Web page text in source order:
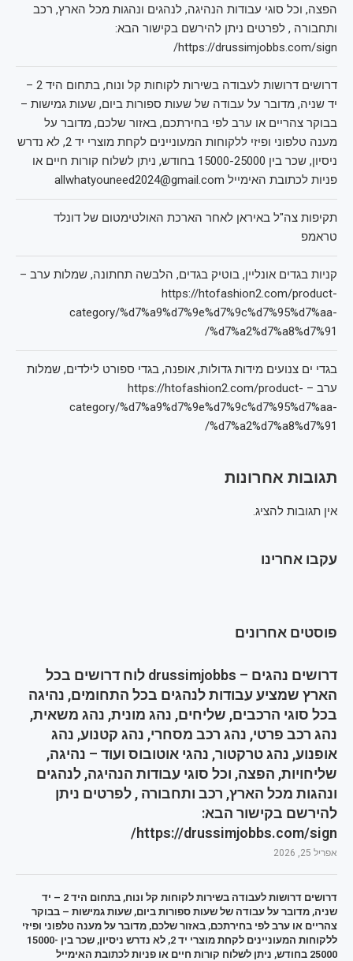
הפצה, וכל סוגי עבודות הנהיגה, לנהגים ונהגות מכל הארץ, רכב
ותחבורה , לפרטים ניתן להירשם בקישור הבא:
https://drussimjobbs.com/sign/
דרושים דרושות לעבודה בשירות לקוחות קל ונוח, בתחום היד 2 –
יד שניה, מדובר על עבודה של שעות ספורות ביום, שעות גמישות –
בבוקר צהריים או ערב לפי בחירתכם, באזור שלכם, מדובר על
מענה טלפוני ופיזי ללקוחות המעוניינים לקחת מוצרי יד 2, לא נדרש
ניסיון, שכר בין 15000-25000 בחודש, ניתן לשלוח קורות חיים או
פניות לכתובת האימייל allwhatyouneed2024@gmail.com
תקיפות צה"ל באיראן לאחר הארכת האולטימטום של דונלד
טראמפ
קניות בגדים אונליין, בוטיק בגדים, הלבשה תחתונה, שמלות ערב –
https://htofashion2.com/product-
category/%d7%a9%d7%9e%d7%9c%d7%95%d7%aa-
%d7%a2%d7%a8%d7%91/
בגדי ים צנועים מידות גדולות, אופנה, בגדי ספורט לילדים, שמלות
ערב – https://htofashion2.com/product-
category/%d7%a9%d7%9e%d7%9c%d7%95%d7%aa-
%d7%a2%d7%a8%d7%91/
תגובות אחרונות
אין תגובות להציג.
עקבו אחרינו
פוסטים אחרונים
דרושים נהגים – drussimjobbs לוח דרושים בכל
הארץ שמציע עבודות לנהגים בכל התחומים, נהיגה
בכל סוגי הרכבים, שליחים, נהג מונית, נהג משאית,
נהג רכב פרטי, נהג רכב מסחרי, נהג קטנוע, נהג
אופנוע, נהג טרקטור, נהגי אוטובוס ועוד – נהיגה,
שליחויות, הפצה, וכל סוגי עבודות הנהיגה, לנהגים
ונהגות מכל הארץ, רכב ותחבורה , לפרטים ניתן
להירשם בקישור הבא:
https://drussimjobbs.com/sign/
אפריל 25, 2026
דרושים דרושות לעבודה בשירות לקוחות קל ונוח, בתחום היד 2 – יד
שניה, מדובר על עבודה של שעות ספורות ביום, שעות גמישות – בבוקר
צהריים או ערב לפי בחירתכם, באזור שלכם, מדובר על מענה טלפוני ופיזי
ללקוחות המעוניינים לקחת מוצרי יד 2, לא נדרש ניסיון, שכר בין 15000-
25000 בחודש, ניתן לשלוח קורות חיים או פניות לכתובת האימייל